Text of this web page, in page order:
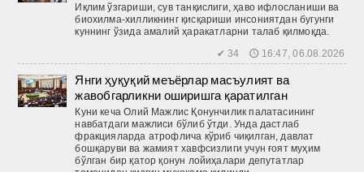
Иқлим ўзгариши, сув танқислиги, ҳаво ифлосланиши ва
биохилма-хилликнинг қисқариши инсониятдан бугунги
куннинг ўзида амалий ҳаракатларни талаб қилмоқда.
✔ 34 🕔 16:47, 06.08.2026
Янги ҳуқуқий меъёрлар масъулият ва
жавобгарликни оширишга қаратилган
Куни кеча Олий Мажлис Қонунчилик палатасининг
навбатдаги мажлиси бўлиб ўтди. Унда дастлаб
фракцияларда атрофлича кўриб чиқилган, давлат
бошқаруви ва жамият хавфсизлиги учун ғоят муҳим
бўлган бир қатор қонун лойиҳалари депутатлар